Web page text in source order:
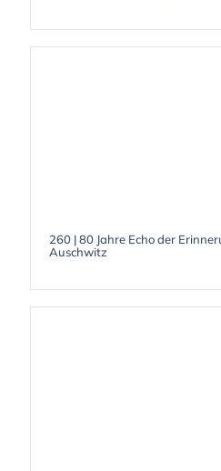
260 | 80 Jahre Echo der
Auschwitz